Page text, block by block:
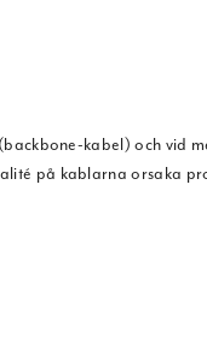
kabel) och vid
på kablarna orsaka